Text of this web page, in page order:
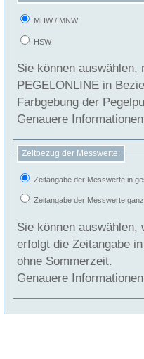
MHW / MNW
HSW
Sie können
PEGELONLINE in Beziehung
Farbgebung der
Genauere
Zeitbezug der Messwerte:
Zeitangabe der Messwerte in
Zeitangabe der Messwerte
Sie können auswählen,
erfolgt die Zeitangabe
ohne Sommerzeit.
Genauere